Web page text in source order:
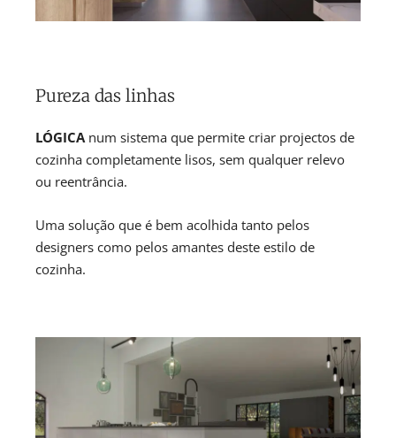
Pureza das linhas
LÓGICAnum sistema que permite criar projectos de
cozinha completamente lisos, sem qualquer relevo
ou reentrância.
Uma solução que é bem acolhida tanto pelos
designers como pelos amantes deste estilo de
cozinha.